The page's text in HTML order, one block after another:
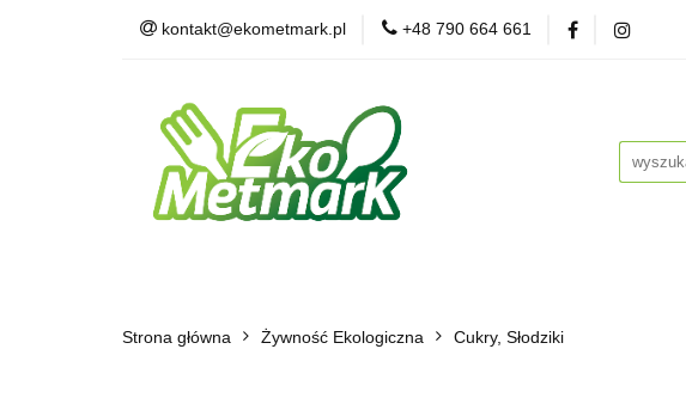
kontakt@ekometmark.pl +48 790 664 661
Dla Zwierząt BLOG POLECAMY BESTSELLERY
Żywność Ekologiczna Herbaty
Witaminy i Suplementy
POLECAMY
Strona główna Żywność Ekologiczna Cukry, Słodziki